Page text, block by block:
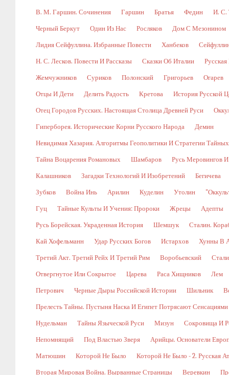
В. М. Гаршин. Сочинения Гаршин Братья Федин И. С.
Черный Беркут Один Из Нас Росляков Дом С Мезонином
Лидия Сейфуллина. Избранные Повести Ханбеков
Н. С. Лесков. Повести И Рассказы Сказки Об Италии
Жемчужников Суриков Полонский Григорьев Огарев
Отцы И Дети Делить Радость Кретова История Русской
Отец Городов Русских. Настоящая Столица Древней Руси
Гиперборея. Исторические Корни Русского Народа Демин
Невидимая Хазария. Алгоритмы Геополитики И Стратегии
Тайна Воцарения Романовых Шамбаров Русь Меровингов
Калашников Загадки Технологий И Изобретений Бегичева
Зубков Война Инь Арилин Куделин Утолин
Гуц Тайные Культы И Учения: Пророки Жрецы Адепты
Русь Борейская. Украденная История Шемшук Сталин.
Кай Хофельманн Удар Русских Богов Истархов Хунны В
Третий Акт. Третий Рейх И Третий Рим Воробьевский
Отвергнутое Или Сокрытое Царева Раса Хищников Лем
Петрович Черные Дыры Российской Истории Шильник
Прелесть Тайны. Пустыня Наска И Египет Потрясают Сенсациями
Нудельман Тайны Языческой Руси Мизун Сокровища И
Непомнящий Под Властью Зверя Арийцы. Основатели
Матюшин Которой Не Было Которой Не Было - 2. Русская
Вторая Мировая Война. Вырванные Страницы Веревкин